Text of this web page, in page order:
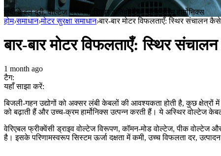
लंबी केबल दूरी, वोल्टेज विरूपण, शिखर अतिवोल्टेज, उच्च-क्रम हार्मोनिक्स
होम›समाधान›मोटर सुरक्षा समाधान›बार-बार मोटर विफलताएँ: स्थिर संचालन
बार-बार मोटर विफलताएँ: स्थिर
1 month ago
टैग:
यहाँ साझा करें:
बिजली-गहन उद्योगों को अक्सर लंबी केबलों की आवश्यकता होती है, कुछ
को बढ़ाती हैं और उच्च-क्रम हार्मोनिक्स उत्पन्न करती हैं। ये अस्थिर वोल्टेज
वेरिएबल फ्रीक्वेंसी ड्राइव वोल्टेज विरूपण, कॉमन-मोड वोल्टेज, पीक वोल्टेज
है। इसके परिणामस्वरूप सिस्टम ऊर्जा दक्षता में कमी, उच्च विफलता दर, उत्पादन